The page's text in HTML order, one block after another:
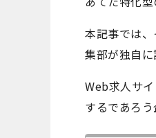
本記事では
集部が独自に
Web求人サ
するであろ